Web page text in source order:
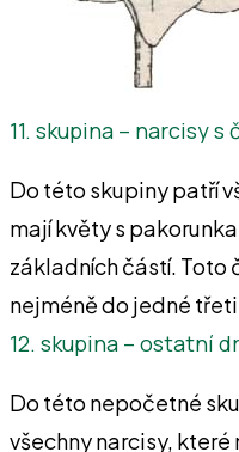
11. skupina – narcisy
Do této skupiny patří
mají květy s
základních částí. Toto
nejméně do jedné
12. skupina – ostatní
Do této nepočetné
všechny narcisy, které